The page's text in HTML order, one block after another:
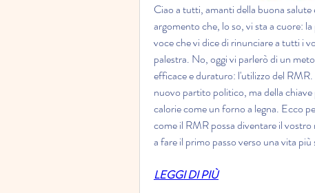
Ciao a tutti, amanti della buona
argomento che, lo so, vi sta a cuore:
voce che vi dice di rinunciare a tutti i
palestra. No, oggi vi parlerò di un
efficace e duraturo: l'utilizzo del
nuovo partito politico, ma della
calorie come un forno a legna. Ecco
come il RMR possa diventare il
a fare il primo passo verso una vita
LEGGI DI PIÙ